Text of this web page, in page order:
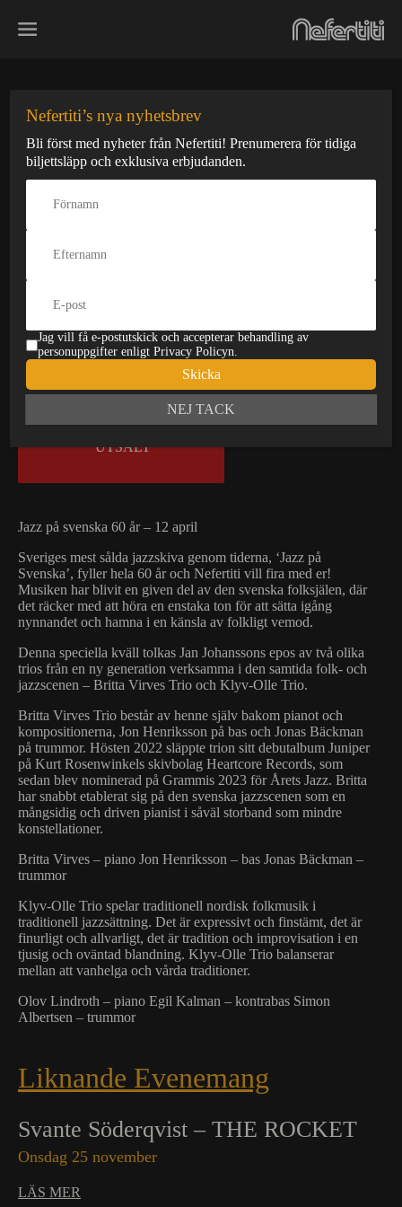
Jazz på svenska
Den här konserten har redan
varit
Insläpp:
På Scen: 19:00
Lyssna på Spotify
UTSÅLT
Jazz på svenska 60 år – 12 april
Sveriges mest sålda jazzskiva genom tiderna, ‘Jazz på
Svenska’, fyller hela 60 år och Nefertiti vill fira med er!
Musiken har blivit en given del av den svenska folksjälen, där
det räcker med att höra en enstaka ton för att sätta igång
nynnandet och hamna i en känsla av folkligt vemod.
Denna speciella kväll tolkas Jan Johanssons epos av två olika
trios från en ny generation verksamma i den samtida folk- och
jazzscenen – Britta Virves Trio och Klyv-Olle Trio.
Britta Virves Trio består av henne själv bakom pianot och
kompositionerna, Jon Henriksson på bas och Jonas Bäckman
på trummor. Hösten 2022 släppte trion sitt debutalbum Juniper
på Kurt Rosenwinkels skivbolag Heartcore Records, som
sedan blev nominerad på Grammis 2023 för Årets Jazz. Britta
har snabbt etablerat sig på den svenska jazzscenen som en
mångsidig och driven pianist i såväl storband som mindre
konstellationer.
Britta Virves – piano Jon Henriksson – bas Jonas Bäckman –
trummor
Klyv-Olle Trio spelar traditionell nordisk folkmusik i
traditionell jazzsättning. Det är expressivt och finstämt, det är
finurligt och allvarligt, det är tradition och improvisation i en
tjusig och oväntad blandning. Klyv-Olle Trio balanserar
mellan att vanhelga och vårda traditioner.
Olov Lindroth – piano Egil Kalman – kontrabas Simon
Albertsen – trummor
Liknande Evenemang
Svante Söderqvist – THE ROCKET
Onsdag 25 november
LÄS MER
Nefertiti’s nya nyhetsbrev
Bli först med nyheter från Nefertiti! Prenumerera för tidiga
biljettsläpp och exklusiva erbjudanden.
Jag vill få e-postutskick och accepterar behandling av
personuppgifter enligt Privacy Policyn.
Skicka
NEJ TACK